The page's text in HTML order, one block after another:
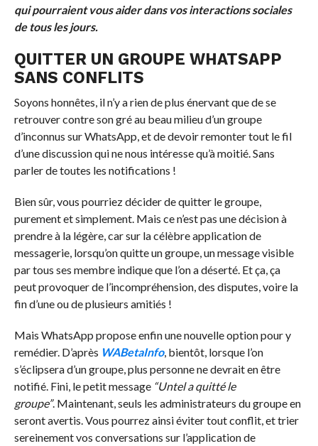
qui pourraient vous aider dans vos interactions sociales
de tous les jours.
QUITTER UN GROUPE WHATSAPP
SANS CONFLITS
Soyons honnêtes, il n’y a rien de plus énervant que de se
retrouver contre son gré au beau milieu d’un groupe
d’inconnus sur WhatsApp, et de devoir remonter tout le fil
d’une discussion qui ne nous intéresse qu’à moitié. Sans
parler de toutes les notifications !
Bien sûr, vous pourriez décider de quitter le groupe,
purement et simplement. Mais ce n’est pas une décision à
prendre à la légère, car sur la célèbre application de
messagerie, lorsqu’on quitte un groupe, un message visible
par tous ses membre indique que l’on a déserté. Et ça, ça
peut provoquer de l’incompréhension, des disputes, voire la
fin d’une ou de plusieurs amitiés !
Mais WhatsApp propose enfin une nouvelle option pour y
remédier. D’après WABetaInfo, bientôt, lorsque l’on
s’éclipsera d’un groupe, plus personne ne devrait en être
notifié. Fini, le petit message “Untel a quitté le
groupe”. Maintenant, seuls les administrateurs du groupe en
seront avertis. Vous pourrez ainsi éviter tout conflit, et trier
sereinement vos conversations sur l’application de